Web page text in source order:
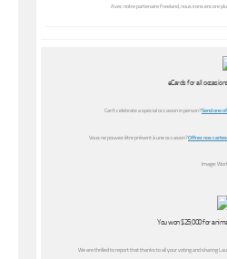
Avec notre partenaire Freeland, nous irons encore
eCards for all
Can’t celebrate a special occasion in person?Send one
Vous ne pouvez être présent à une occasion?Offrez nos
Image:
You won $25,000 for
We are thrilled to report that thanks to all your voting and sharing